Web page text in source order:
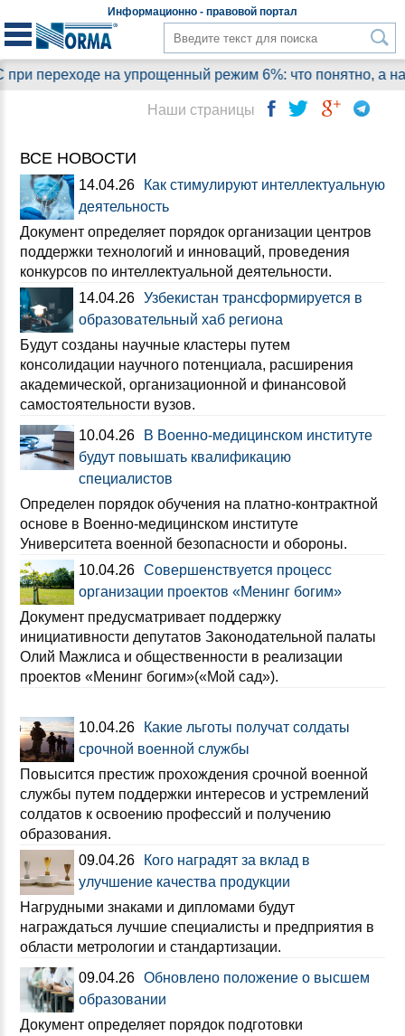
Информационно - правовой портал
на упрощенный режим 6%: что понятно, а на какие
ВСЕ НОВОСТИ
14.04.26
Как стимулируют интеллектуальную
деятельность
Документ определяет порядок организации центров
поддержки технологий и инноваций, проведения
конкурсов по интеллектуальной деятельности.
14.04.26 Узбекистан трансформируется в
образовательный хаб региона
Будут созданы научные кластеры путем
консолидации научного потенциала, расширения
академической, организационной и финансовой
самостоятельности вузов.
10.04.26
В Военно-медицинском институте
будут повышать квалификацию
специалистов
Определен порядок обучения на платно-контрактной
основе в Военно-медицинском институте
Университета военной безопасности и обороны.
10.04.26 Совершенствуется процесс
организации проектов «Менинг богим»
Документ предусматривает поддержку
инициативности депутатов Законодательной палаты
Олий Мажлиса и общественности в реализации
проектов «Менинг богим»(«Мой сад»).
10.04.26
Какие льготы получат солдаты
срочной военной службы
Повысится престиж прохождения срочной военной
службы путем поддержки интересов и устремлений
солдатов к освоению профессий и получению
образования.
09.04.26
Кого наградят за вклад в
улучшение качества продукции
Нагрудными знаками и дипломами будут
награждаться лучшие специалисты и предприятия в
области метрологии и стандартизации.
09.04.26 Обновлено положение о высшем
образовании
Документ определяет порядок подготовки
Наши страницы